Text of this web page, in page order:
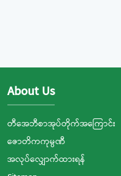
About Us
တီအေဘီစာအုပ်တိုက်အကြောင်း
ဇောတိကကုမ္ပဏီ
အလုပ်လျှောက်ထားရန်